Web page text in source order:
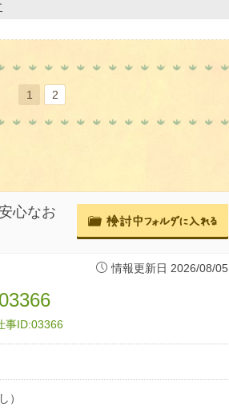
1 2
心なお
情報更新日 2026/08/05
事ID:03366
）